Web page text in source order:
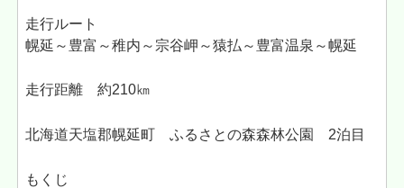
走行ルート
幌延～豊富～稚内～宗谷岬～猿払～豊富温泉～幌延
走行距離 約210㎞
北海道天塩郡幌延町 ふるさとの森森林公園 2泊目
もくじ